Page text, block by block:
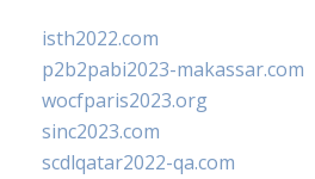
isth2022.com
p2b2pabi2023-makassar.com
wocfparis2023.org
sinc2023.com
scdlqatar2022-qa.com